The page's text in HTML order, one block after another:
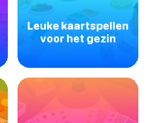
Leuke kaartspellen
voor het gezin